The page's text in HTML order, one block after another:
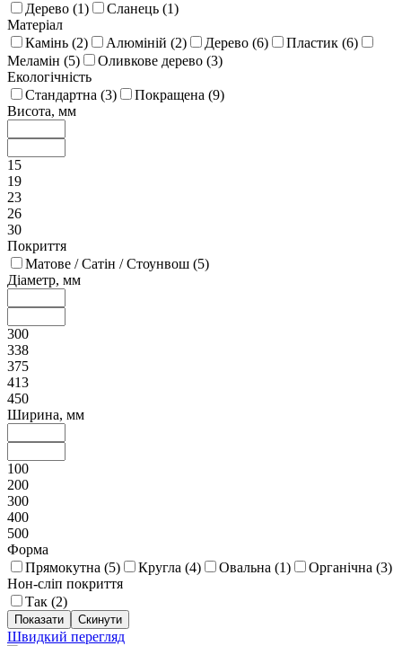
Дерево (1) Сланець (1)
Матеріал
Камінь (2) Алюміній (2) Дерево (6) Пластик (6)
Меламін (5) Оливкове дерево (3)
Екологічність
Стандартна (3) Покращена (9)
Висота, мм
15
19
23
26
30
Покриття
Матове / Сатін / Стоунвош (5)
Діаметр, мм
300
338
375
413
450
Ширина, мм
100
200
300
400
500
Форма
Прямокутна (5) Кругла (4) Овальна (1) Органічна (3)
Нон-сліп покриття
Так (2)
Швидкий перегляд